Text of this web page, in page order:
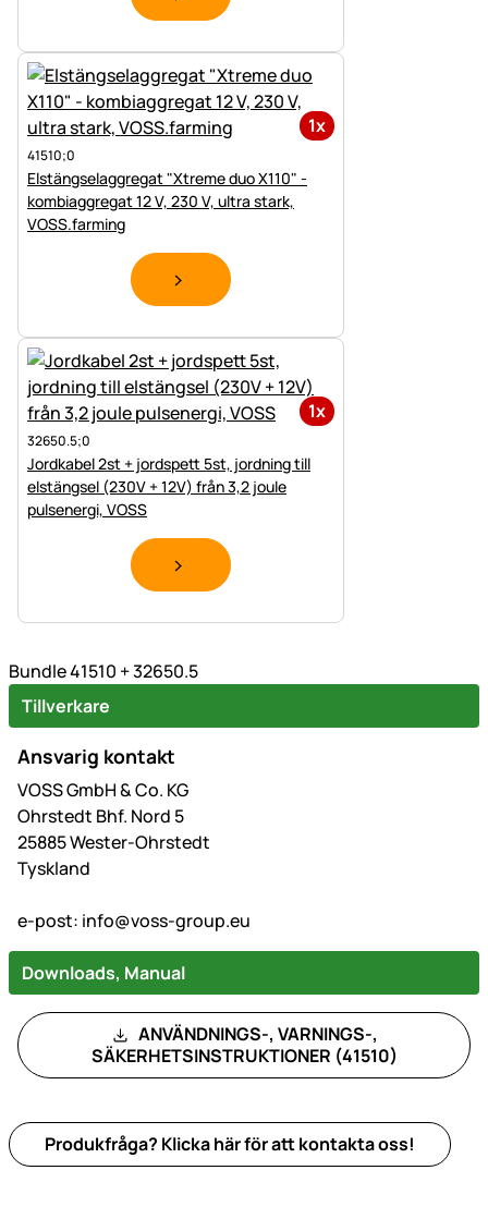
1x
41510;0
Elstängselaggregat "Xtreme duo X110" -
kombiaggregat 12 V, 230 V, ultra stark,
VOSS.farming
1x
32650.5;0
Jordkabel 2st + jordspett 5st, jordning till
elstängsel (230V + 12V) från 3,2 joule
pulsenergi, VOSS
Bundle 41510 + 32650.5
Tillverkare
Ansvarig kontakt
VOSS GmbH & Co. KG
Ohrstedt Bhf. Nord 5
25885 Wester-Ohrstedt
Tyskland
e-post: info@voss-group.eu
Downloads, Manual
ANVÄNDNINGS-, VARNINGS-,
SÄKERHETSINSTRUKTIONER (41510)
Produkfråga? Klicka här för att kontakta oss!